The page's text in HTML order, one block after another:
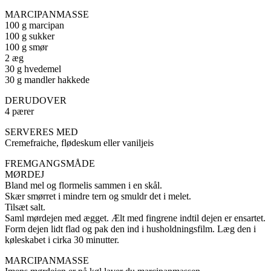
MARCIPANMASSE
100 g marcipan
100 g sukker
100 g smør
2 æg
30 g hvedemel
30 g mandler hakkede
DERUDOVER
4 pærer
SERVERES MED
Cremefraiche, flødeskum eller vaniljeis
FREMGANGSMÅDE
MØRDEJ
Bland mel og flormelis sammen i en skål.
Skær smørret i mindre tern og smuldr det i melet.
Tilsæt salt.
Saml mørdejen med ægget. Ælt med fingrene indtil dejen er ensartet.
Form dejen lidt flad og pak den ind i husholdningsfilm. Læg den i
køleskabet i cirka 30 minutter.
MARCIPANMASSE